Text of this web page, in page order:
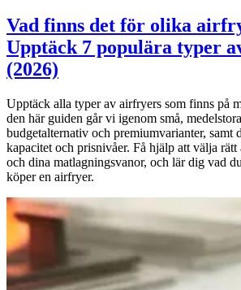
Vad finns det för olika
Upptäck 7 populära typer
(2026)
Upptäck alla typer av airfryers som finns på
den här guiden går vi igenom små,
budgetalternativ och premiumvarianter, samt
kapacitet och prisnivåer. Få hjälp att välja
och dina matlagningsvanor, och lär dig vad
köper en airfryer.